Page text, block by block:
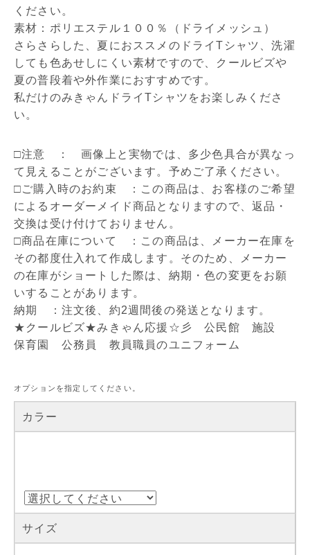
ください。
素材：ポリエステル１００％（ドライメッシュ）
さらさらした、夏におススメのドライTシャツ、洗濯
しても色あせしにくい素材ですので、クールビズや
夏の普段着や外作業におすすめです。
私だけのみきゃんドライTシャツをお楽しみくださ
い。
□注意 ： 画像上と実物では、多少色具合が異なっ
て見えることがございます。予めご了承ください。
□ご購入時のお約束 ：この商品は、お客様のご希望
によるオーダーメイド商品となりますので、返品・
交換は受け付けておりません。
□商品在庫について ：この商品は、メーカー在庫を
その都度仕入れて作成します。そのため、メーカー
の在庫がショートした際は、納期・色の変更をお願
いすることがあります。
納期 ：注文後、約2週間後の発送となります。
★クールビズ★みきゃん応援☆彡 公民館 施設
保育園 公務員 教員職員のユニフォーム
オプションを指定してください。
カラー
サイズ